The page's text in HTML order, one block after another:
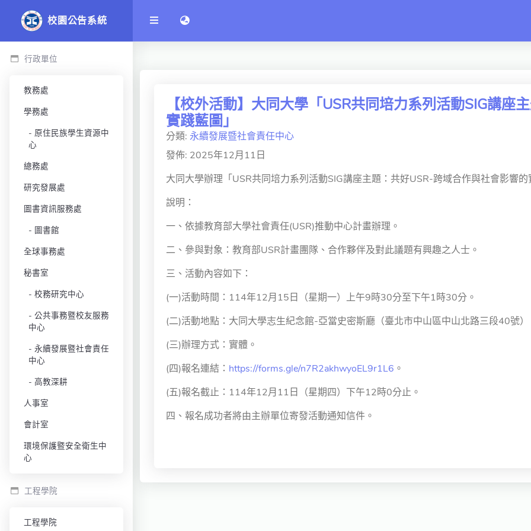
校園公告系統
行政單位
教務處
學務處
原住民族學生資源中
心
總務處
研究發展處
圖書資訊服務處
圖書館
全球事務處
秘書室
校務研究中心
公共事務暨校友服務
中心
永續發展暨社會責任
中心
高教深耕
人事室
會計室
環境保護暨安全衛生中
心
工程學院
工程學院
語言切換 language switch
【校外活動】大同大學「USR共同培力系列活動SIG講座
實踐藍圖」
分類: 永續發展暨社會責任中心
發佈: 2025年12月11日
大同大學辦理「USR共同培力系列活動SIG講座主題：共好USR-跨域合作與社會影響
說明：
一、依據教育部大學社會責任(USR)推動中心計畫辦理。
二、參與對象：教育部USR計畫團隊、合作夥伴及對此議題有興趣之人士。
三、活動內容如下：
(一)活動時間：114年12月15日（星期一）上午9時30分至下午1時30分。
(二)活動地點：大同大學志生紀念館-亞當史密斯廳（臺北市中山區中山北路三段40號
(三)辦理方式：實體。
(四)報名連結： https://forms.gle/n7R2akhwyoEL9r1L6 。
(五)報名截止：114年12月11日（星期四）下午12時0分止。
四、報名成功者將由主辦單位寄發活動通知信件。